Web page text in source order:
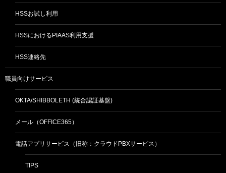
HSSお試し利用
HSSにおけるPIAAS利用支援
HSS連絡先
職員向けサービス
OKTA/SHIBBOLETH (統合認証基盤)
メール（OFFICE365）
電話アプリサービス（旧称：クラウドPBXサービス）
TIPS